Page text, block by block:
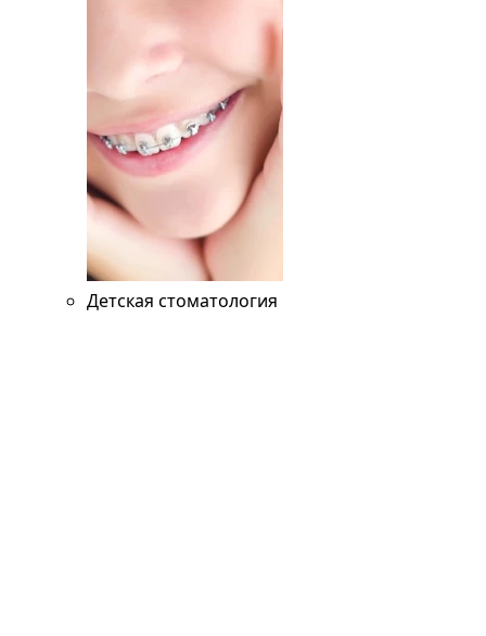
Детская стоматология